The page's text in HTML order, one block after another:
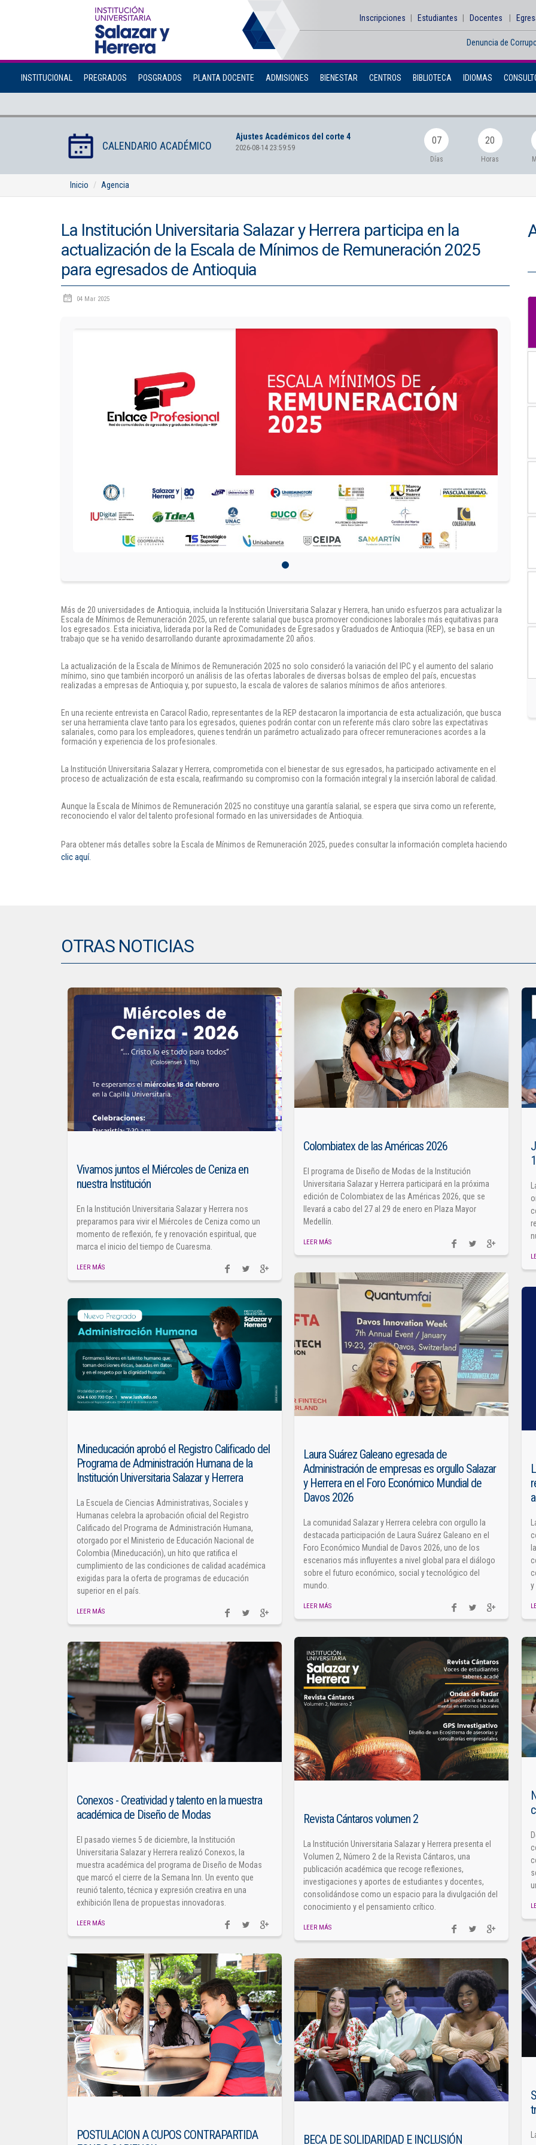
Inscripciones Estudiantes Docentes
Denuncia de
INSTITUCIONAL PREGRADOS POSGRADOS PLANTA DOCENTE ADMISIONES BIENESTAR CENTROS BIBLIOTECA IDIOMAS
CALENDARIO ACADÉMICO
Ajustes Académicos del corte 4
2026-08-14 23:59:59
07
Días
20
Horas
Inicio Agencia
La Institución Universitaria Salazar y Herrera participa en la
actualización de la Escala de Mínimos de Remuneración 2025
para egresados de Antioquia
04 Mar 2025
Más de 20 universidades de Antioquia, incluida la Institución Universitaria Salazar y Herrera, han unido esfuerzos para actualizar la
Escala de Mínimos de Remuneración 2025, un referente salarial que busca promover condiciones laborales más equitativas para
los egresados. Esta iniciativa, liderada por la Red de Comunidades de Egresados y Graduados de Antioquia (REP), se basa en un
trabajo que se ha venido desarrollando durante aproximadamente 20 años.
La actualización de la Escala de Mínimos de Remuneración 2025 no solo consideró la variación del IPC y el aumento del salario
mínimo, sino que también incorporó un análisis de las ofertas laborales de diversas bolsas de empleo del país, encuestas
realizadas a empresas de Antioquia y, por supuesto, la escala de valores de salarios mínimos de años anteriores.
En una reciente entrevista en Caracol Radio, representantes de la REP destacaron la importancia de esta actualización, que busca
ser una herramienta clave tanto para los egresados, quienes podrán contar con un referente más claro sobre las expectativas
salariales, como para los empleadores, quienes tendrán un parámetro actualizado para ofrecer remuneraciones acordes a la
formación y experiencia de los profesionales.
La Institución Universitaria Salazar y Herrera, comprometida con el bienestar de sus egresados, ha participado activamente en el
proceso de actualización de esta escala, reafirmando su compromiso con la formación integral y la inserción laboral de calidad.
Aunque la Escala de Mínimos de Remuneración 2025 no constituye una garantía salarial, se espera que sirva como un referente,
reconociendo el valor del talento profesional formado en las universidades de Antioquia.
Para obtener más detalles sobre la Escala de Mínimos de Remuneración 2025, puedes consultar la información completa haciendo
clic aquí.
OTRAS NOTICIAS
Vivamos juntos el Miércoles de Ceniza en
nuestra Institución
En la Institución Universitaria Salazar y Herrera nos
preparamos para vivir el Miércoles de Ceniza como un
momento de reflexión, fe y renovación espiritual, que
marca el inicio del tiempo de Cuaresma.
LEER MÁS
Colombiatex de las Américas 2026
El programa de Diseño de Modas de la Institución
Universitaria Salazar y Herrera participará en la próxima
edición de Colombiatex de las Américas 2026, que se
llevará a cabo del 27 al 29 de enero en Plaza Mayor
Medellín.
LEER MÁS
1
Laura Suárez Galeano egresada de
Administración de empresas es orgullo Salazar
y Herrera en el Foro Económico Mundial de
Davos 2026
La comunidad Salazar y Herrera celebra con orgullo la
destacada participación de Laura Suárez Galeano en el
Foro Económico Mundial de Davos 2026, uno de los
escenarios más influyentes a nivel global para el diálogo
sobre el futuro económico, social y tecnológico del
mundo.
LEER MÁS
Mineducación aprobó el Registro Calificado del
Programa de Administración Humana de la
Institución Universitaria Salazar y Herrera
La Escuela de Ciencias Administrativas, Sociales y
Humanas celebra la aprobación oficial del Registro
Calificado del Programa de Administración Humana,
otorgado por el Ministerio de Educación Nacional de
Colombia (Mineducación), un hito que ratifica el
cumplimiento de las condiciones de calidad académica
exigidas para la oferta de programas de educación
superior en el país.
LEER MÁS
Revista Cántaros volumen 2
La Institución Universitaria Salazar y Herrera presenta el
Volumen 2, Número 2 de la Revista Cántaros, una
publicación académica que recoge reflexiones,
investigaciones y aportes de estudiantes y docentes,
consolidándose como un espacio para la divulgación del
conocimiento y el pensamiento crítico.
LEER MÁS
Conexos - Creatividad y talento en la muestra
académica de Diseño de Modas
El pasado viernes 5 de diciembre, la Institución
Universitaria Salazar y Herrera realizó Conexos, la
muestra académica del programa de Diseño de Modas
que marcó el cierre de la Semana Inn. Un evento que
reunió talento, técnica y expresión creativa en una
exhibición llena de propuestas innovadoras.
LEER MÁS
POSTULACION A CUPOS CONTRAPARTIDA
BECA DE SOLIDARIDAD E INCLUSIÓN